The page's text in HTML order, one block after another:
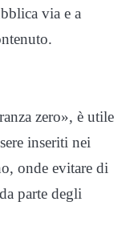
via e a
zero», è utile
inseriti nei
onde evitare di
parte degli